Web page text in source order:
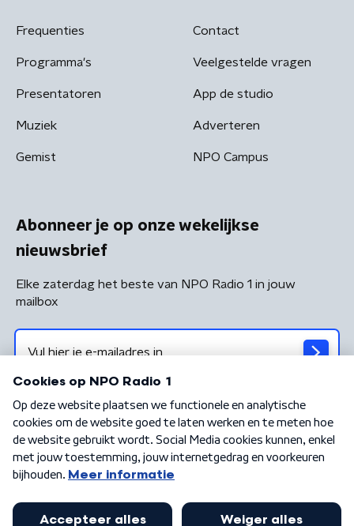
Frequenties
Programma's
Presentatoren
Muziek
Gemist
Contact
Veelgestelde vragen
App de studio
Adverteren
NPO Campus
Abonneer je op onze wekelijkse
nieuwsbrief
Elke zaterdag het beste van NPO Radio 1 in jouw
mailbox
Algemene voorwaarden